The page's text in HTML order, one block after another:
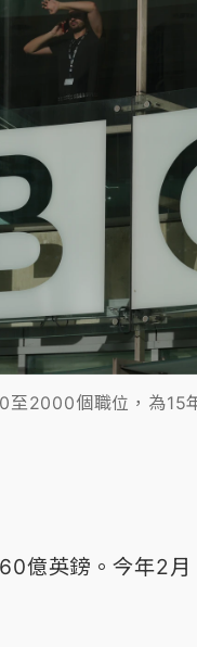
2000個職位，為15
億英鎊。今年2月